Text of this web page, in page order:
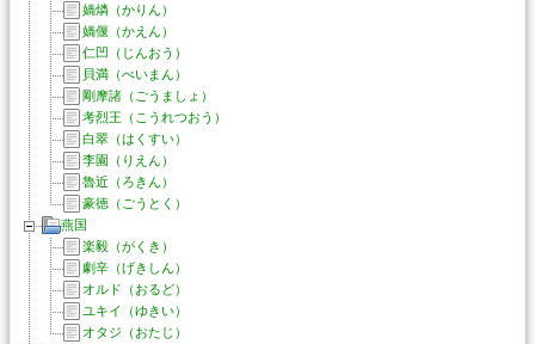
媧燐（かりん）
媧偃（かえん）
仁凹（じんおう）
貝満（べいまん）
剛摩諸（ごうましょ）
考烈王（こうれつおう）
白翠（はくすい）
李園（りえん）
魯近（ろきん）
豪徳（ごうとく）
燕国
楽毅（がくき）
劇辛（げきしん）
オルド（おるど）
ユキイ（ゆきい）
オタジ（おたじ）